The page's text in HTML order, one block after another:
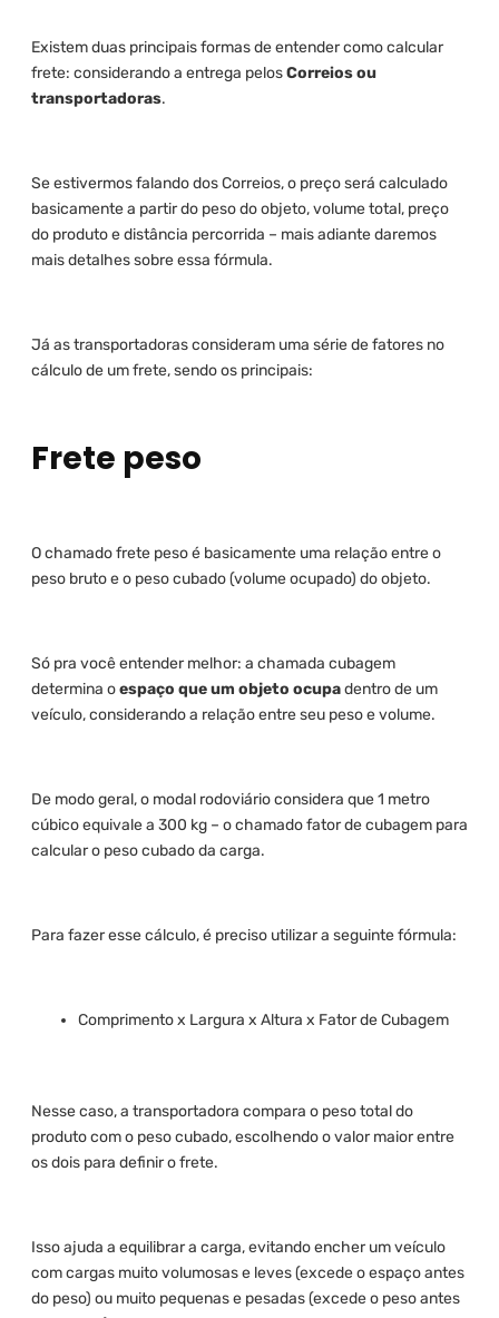
Existem duas principais formas de entender como calcular
frete: considerando a entrega pelosCorreios ou
transportadoras.
Se estivermos falando dos Correios, o preço será calculado
basicamente a partir do peso do objeto, volume total, preço
do produto e distância percorrida – mais adiante daremos
mais detalhes sobre essa fórmula.
Já as transportadoras consideram uma série de fatores no
cálculo de um frete, sendo os principais:
Frete peso
O chamado frete peso é basicamente uma relação entre o
peso bruto e o peso cubado (volume ocupado) do objeto.
Só pra você entender melhor: a chamada cubagem
determina oespaço que um objeto ocupadentro de um
veículo, considerando a relação entre seu peso e volume.
De modo geral, o modal rodoviário considera que 1 metro
cúbico equivale a 300 kg – o chamado fator de cubagem para
calcular o peso cubado da carga.
Para fazer esse cálculo, é preciso utilizar a seguinte fórmula:
Comprimento x Largura x Altura x Fator de Cubagem
Nesse caso, a transportadora compara o peso total do
produto com o peso cubado, escolhendo o valor maior entre
os dois para definir o frete.
Isso ajuda a equilibrar a carga, evitando encher um veículo
com cargas muito volumosas e leves (excede o espaço antes
do peso) ou muito pequenas e pesadas (excede o peso antes